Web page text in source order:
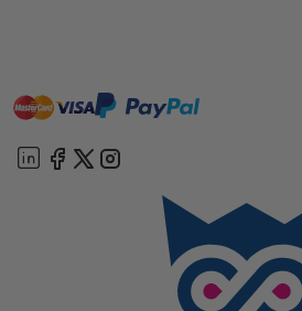
mastervisa paypal